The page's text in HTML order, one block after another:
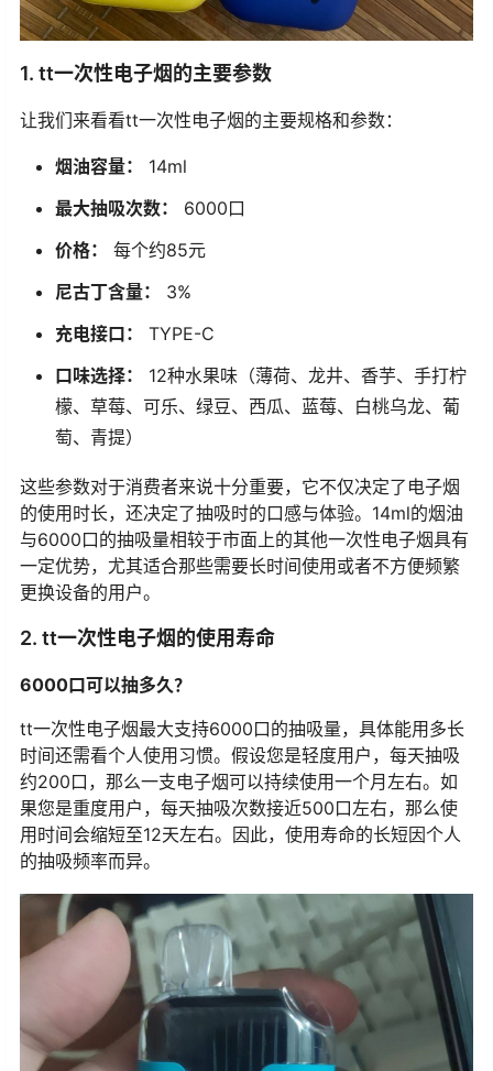
1. tt一次性电子烟的主要参数
让我们来看看tt一次性电子烟的主要规格和参数：
烟油容量：
14ml
最大抽吸次数：
6000口
价格：
每个约85元
尼古丁含量：
3%
充电接口：
TYPE-C
口味选择：
12种水果味（薄荷、龙井、香芋、手打柠
檬、草莓、可乐、绿豆、西瓜、蓝莓、白桃乌龙、葡
萄、青提）
这些参数对于消费者来说十分重要，它不仅决定了电子烟
的使用时长，还决定了抽吸时的口感与体验。14ml的烟油
与6000口的抽吸量相较于市面上的其他一次性电子烟具有
一定优势，尤其适合那些需要长时间使用或者不方便频繁
更换设备的用户。
2. tt一次性电子烟的使用寿命
6000口可以抽多久？
tt一次性电子烟最大支持6000口的抽吸量，具体能用多长
时间还需看个人使用习惯。假设您是轻度用户，每天抽吸
约200口，那么一支电子烟可以持续使用一个月左右。如
果您是重度用户，每天抽吸次数接近500口左右，那么使
用时间会缩短至12天左右。因此，使用寿命的长短因个人
的抽吸频率而异。